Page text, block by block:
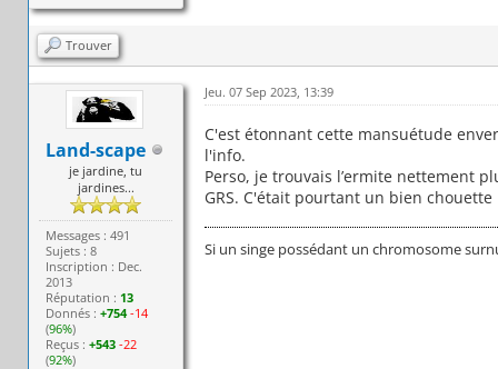
Trouver
Land-scape
je jardine, tu
jardines...
Messages : 491
Sujets : 8
Inscription : Dec.
2013
Réputation : 13
Donnés :+754 -14
(96%)
Reçus :+543 -22
(92%)
Jeu. 07 Sep 2023, 13:39
C'est étonnant cette mansuétude
l'info.
Perso, je trouvais l’ermite nettement
GRS. C'était pourtant un bien chouette
Si un singe possédant un chromosome